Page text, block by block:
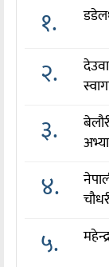
१.
२.
३.
४.
५.